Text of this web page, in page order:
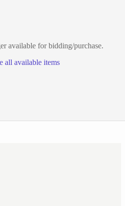
available for bidding/purchase.
all available items